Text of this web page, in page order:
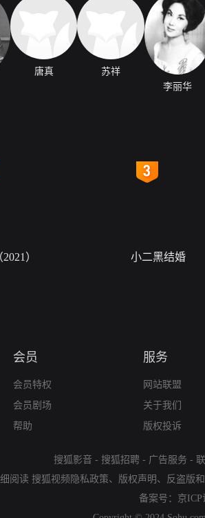
唐真
苏祥
李丽华
） 小二黑结婚
会员
会员特权
会员剧场
帮助
服务
网站联盟
关于我们
版权投诉
搜狐影音 - 搜狐招聘 - 广告服务 -
阅读 搜狐视频隐私政策、 版权声明 、 反盗版
备案号： 京ICP